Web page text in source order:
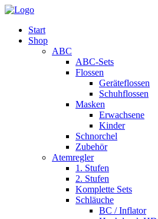
Start
Shop
ABC
ABC-Sets
Flossen
Geräteflossen
Schuhflossen
Masken
Erwachsene
Kinder
Schnorchel
Zubehör
Atemregler
1. Stufen
2. Stufen
Komplette Sets
Schläuche
BC / Inflator